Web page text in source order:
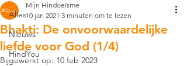
Alles
Nieuws
HindYou
Bhakti: De onvoorwaardelijke
liefde voor God (1/4)
Mijn Hindoeïsme
10 jan 2021 3 minuten om te lezen
Bijgewerkt op: 10 feb 2023